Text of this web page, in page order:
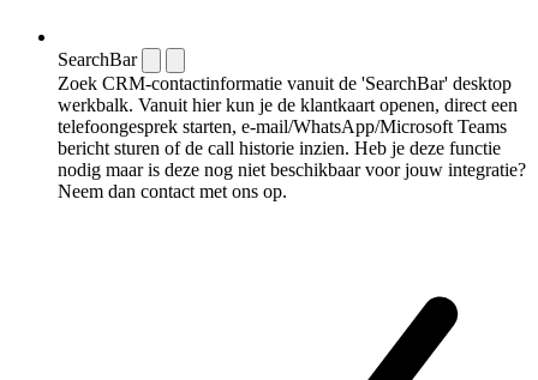
SearchBar
Zoek CRM-contactinformatie vanuit de 'SearchBar' desktop
werkbalk. Vanuit hier kun je de klantkaart openen, direct een
telefoongesprek starten, e-mail/WhatsApp/Microsoft Teams
bericht sturen of de call historie inzien. Heb je deze functie
nodig maar is deze nog niet beschikbaar voor jouw integratie?
Neem dan contact met ons op.